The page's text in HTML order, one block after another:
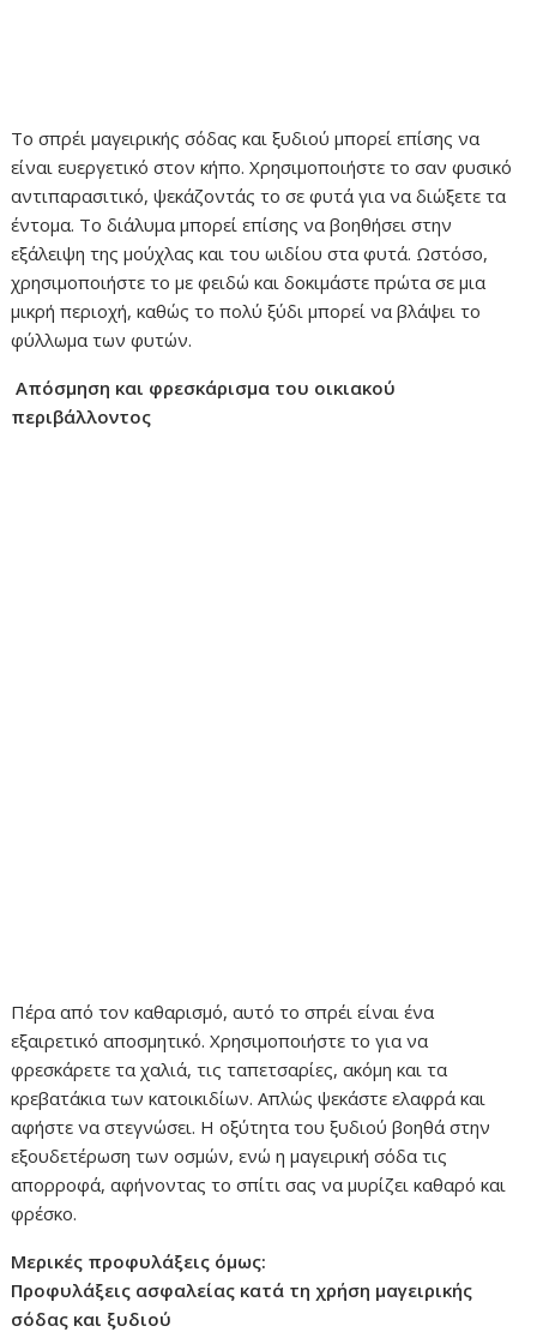
Το σπρέι μαγειρικής σόδας και ξυδιού μπορεί επίσης να
είναι ευεργετικό στον κήπο. Χρησιμοποιήστε το σαν φυσικό
αντιπαρασιτικό, ψεκάζοντάς το σε φυτά για να διώξετε τα
έντομα. Το διάλυμα μπορεί επίσης να βοηθήσει στην
εξάλειψη της μούχλας και του ωιδίου στα φυτά. Ωστόσο,
χρησιμοποιήστε το με φειδώ και δοκιμάστε πρώτα σε μια
μικρή περιοχή, καθώς το πολύ ξύδι μπορεί να βλάψει το
φύλλωμα των φυτών.
Απόσμηση και φρεσκάρισμα του οικιακού
περιβάλλοντος
Πέρα από τον καθαρισμό, αυτό το σπρέι είναι ένα
εξαιρετικό αποσμητικό. Χρησιμοποιήστε το για να
φρεσκάρετε τα χαλιά, τις ταπετσαρίες, ακόμη και τα
κρεβατάκια των κατοικιδίων. Απλώς ψεκάστε ελαφρά και
αφήστε να στεγνώσει. Η οξύτητα του ξυδιού βοηθά στην
εξουδετέρωση των οσμών, ενώ η μαγειρική σόδα τις
απορροφά, αφήνοντας το σπίτι σας να μυρίζει καθαρό και
φρέσκο.
Μερικές προφυλάξεις όμως:
Προφυλάξεις ασφαλείας κατά τη χρήση μαγειρικής
σόδας και ξυδιού